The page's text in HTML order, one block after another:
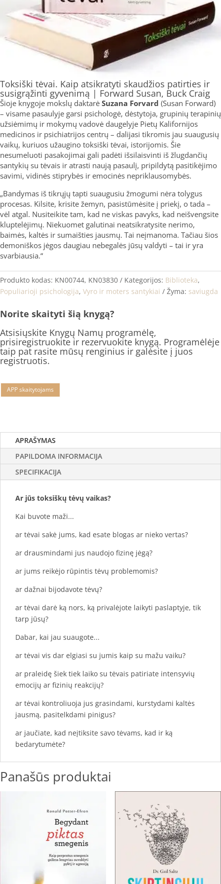
Toksiški tėvai. Kaip atsikratyti skaudžios patirties ir
susigrąžinti gyvenimą | Forward Susan, Buck Craig
Šioje knygoje mokslų daktarė Suzana Forvard (Susan Forward)
– visame pasaulyje garsi psichologė, dėstytoja, grupinių terapinių
užsiėmimų ir mokymų vadovė daugelyje Pietų Kalifornijos
medicinos ir psichiatrijos centrų – dalijasi tikromis jau suaugusių
vaikų, kuriuos užaugino toksiški tėvai, istorijomis. Šie
nesumeluoti pasakojimai gali padėti išsilaisvinti iš žlugdančių
santykių su tėvais ir atrasti naują pasaulį, pripildytą pasitikėjimo
savimi, vidinės stiprybės ir emocinės nepriklausomybės.
„Bandymas iš tikrųjų tapti suaugusiu žmogumi nėra tolygus
procesas. Kilsite, krisite žemyn, pasistūmėsite į priekį, o tada –
vėl atgal. Nusiteikite tam, kad ne viskas pavyks, kad neišvengsite
kluptelėjimų. Niekuomet galutinai neatsikratysite nerimo,
baimės, kaltės ir sumaišties jausmų. Tai neįmanoma. Tačiau šios
demoniškos jėgos daugiau nebegalės jūsų valdyti – tai ir yra
svarbiausia.“
Produkto kodas: KN00744, KN03830 Kategorijos: Biblioteka,
Populiarioji psichologija, Vyro ir moters santykiai Žyma: saviugda
Norite skaityti šią knygą?
Atsisiųskite Knygų Namų programėlę,
prisiregistruokite ir rezervuokite knygą. Programėlėje
taip pat rasite mūsų renginius ir galėsite į juos
registruotis.
APP skaitytojams
APRAŠYMAS
PAPILDOMA INFORMACIJA
SPECIFIKACIJA
Ar jūs toksiškų tėvų vaikas?
Kai buvote maži...
ar tėvai sakė jums, kad esate blogas ar nieko vertas?
ar drausmindami jus naudojo fizinę jėgą?
ar jums reikėjo rūpintis tėvų problemomis?
ar dažnai bijodavote tėvų?
ar tėvai darė ką nors, ką privalėjote laikyti paslaptyje, tik
tarp jūsų?
Dabar, kai jau suaugote...
ar tėvai vis dar elgiasi su jumis kaip su mažu vaiku?
ar praleidę šiek tiek laiko su tėvais patiriate intensyvių
emocijų ar fizinių reakcijų?
ar tėvai kontroliuoja jus grasindami, kurstydami kaltės
jausmą, pasitelkdami pinigus?
ar jaučiate, kad neįtiksite savo tėvams, kad ir ką
bedarytumėte?
Panašūs produktai